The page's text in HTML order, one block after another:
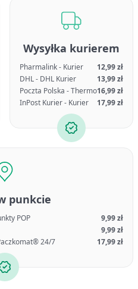
Wysyłka kurierem
Pharmalink - Kurier
12,99 zł
DHL - DHL Kurier
13,99 zł
Poczta Polska - Thermo16,99 zł
InPost Kurier - Kurier
17,99 zł
punkcie
POP
9,99 zł
9,99 zł
24/7
17,99 zł